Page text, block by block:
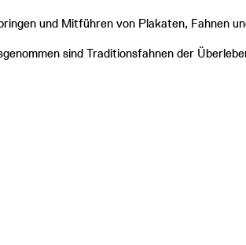
und Mitführen von Plakaten, Fahnen
sind Traditionsfahnen der